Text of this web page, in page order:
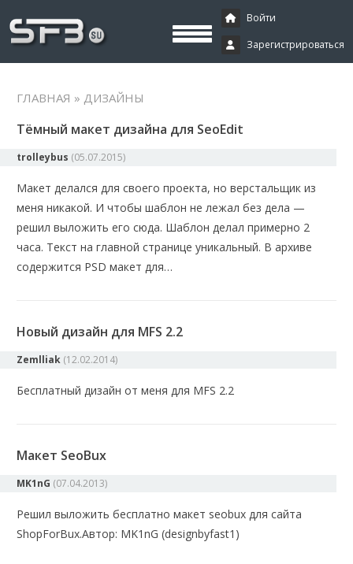
Буксы, программирование,
криптовалюта
криптовалюта и майнинг, экономические игры
Войти
Зарегистрироваться
ГЛАВНАЯ » ДИЗАЙНЫ
Тёмный макет дизайна для SeoEdit
trolleybus (05.07.2015)
Макет делался для своего проекта, но верстальщик из
меня никакой. И чтобы шаблон не лежал без дела —
решил выложить его сюда. Шаблон делал примерно 2
часа. Текст на главной странице уникальный. В архиве
содержится PSD макет для…
Новый дизайн для MFS 2.2
Zemlliak (12.02.2014)
Бесплатный дизайн от меня для MFS 2.2
Макет SeoBux
MK1nG (07.04.2013)
Решил выложить бесплатно макет seobux для сайта
ShopForBux.Автор: MK1nG (designbyfast1)